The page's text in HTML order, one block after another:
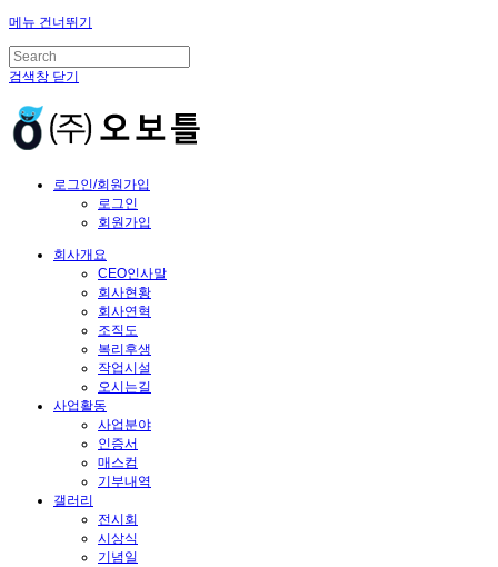
메뉴 건너뛰기
검색창 닫기
로그인/회원가입
로그인
회원가입
회사개요
CEO인사말
회사현황
회사연혁
조직도
복리후생
작업시설
오시는길
사업활동
사업분야
인증서
매스컴
기부내역
갤러리
전시회
시상식
기념일